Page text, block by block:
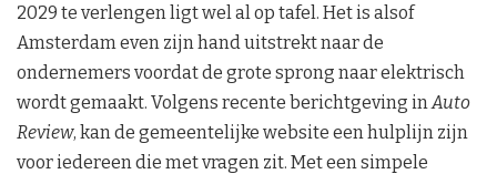
2029 te verlengen ligt wel al op tafel. Het is alsof
Amsterdam even zijn hand uitstrekt naar de
ondernemers voordat de grote sprong naar elektrisch
wordt gemaakt. Volgens recente berichtgeving in Auto
Review, kan de gemeentelijke website een hulplijn zijn
voor iedereen die met vragen zit. Met een simpele